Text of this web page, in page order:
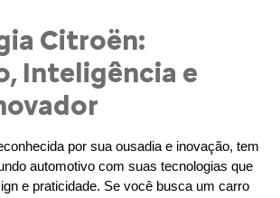
Citroën:
Inteligência e
por sua ousadia e inovação, tem
automotivo com suas tecnologias que
e praticidade. Se você busca um carro